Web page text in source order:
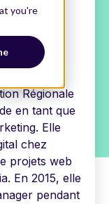
you're
Régionale
en tant que
Elle
chez
projets web
En 2015, elle
pendant